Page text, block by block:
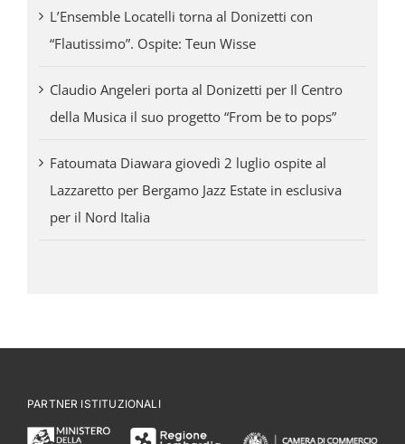
L’Ensemble Locatelli torna al Donizetti con
“Flautissimo”. Ospite: Teun Wisse
Claudio Angeleri porta al Donizetti per Il Centro
della Musica il suo progetto “From be to pops”
Fatoumata Diawara giovedì 2 luglio ospite al
Lazzaretto per Bergamo Jazz Estate in esclusiva
per il Nord Italia
PARTNER ISTITUZIONALI